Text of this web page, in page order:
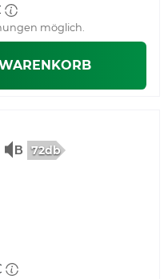
möglich.
72db